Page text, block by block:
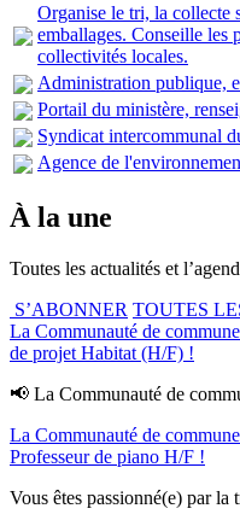
Organise le tri, la collecte
emballages. Conseille les
collectivités locales.
Administration publique,
Portail du ministère,
Syndicat intercommunal
Agence de
À la une
Toutes les actualités et
S’ABONNER TOUTES
La Communauté de
de projet Habitat (H/F) !
📢 La Communauté de
La Communauté de
Professeur de piano H/F !
Vous êtes passionné(e) par la